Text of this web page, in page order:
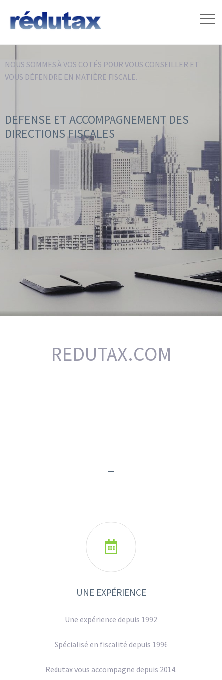
NOUS SOMMES À VOS COTÉS POUR VOUS CONSEILLER ET
VOUS DÉFENDRE EN MATIÈRE FISCALE.
DEFENSE ET ACCOMPAGNEMENT DES
DIRECTIONS FISCALES
REDUTAX.COM
—

UNE EXPÉRIENCE
Une expérience depuis 1992
Spécialisé en fiscalité depuis 1996
Redutax vous accompagne depuis 2014.